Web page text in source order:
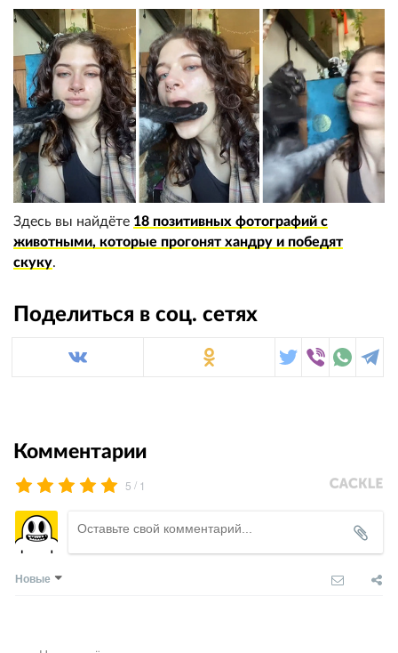
Здесь вы найдёте 18 позитивных фотографий с
животными, которые прогонят хандру и победят
скуку.
Поделиться в соц. сетях
Комментарии
5 / 1
Новые